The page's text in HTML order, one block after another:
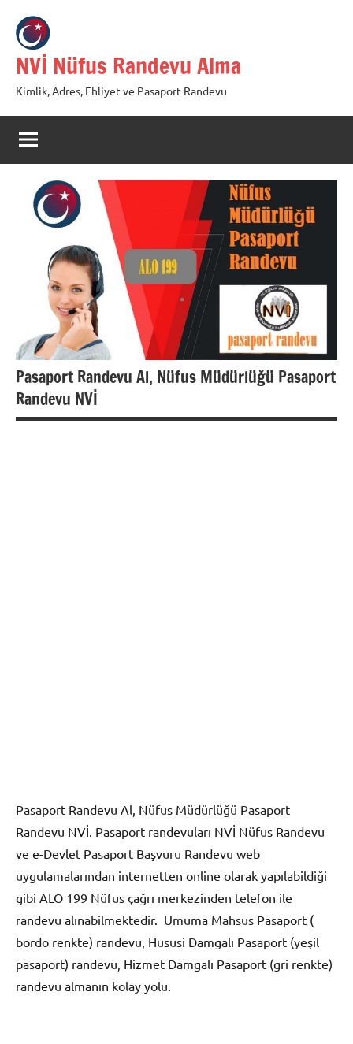
geç
NVİ Nüfus Randevu Alma
Kimlik, Adres, Ehliyet ve Pasaport Randevu
Pasaport Randevu Al, Nüfus Müdürlüğü Pasaport
Randevu NVİ
Pasaport Randevu Al, Nüfus Müdürlüğü Pasaport
Randevu NVİ. Pasaport randevuları NVİ Nüfus Randevu
ve e-Devlet Pasaport Başvuru Randevu web
uygulamalarından internetten online olarak yapılabildiği
gibi ALO 199 Nüfus çağrı merkezinden telefon ile
randevu alınabilmektedir. Umuma Mahsus Pasaport (
bordo renkte) randevu, Hususi Damgalı Pasaport (yeşil
pasaport) randevu, Hizmet Damgalı Pasaport (gri renkte)
randevu almanın kolay yolu.